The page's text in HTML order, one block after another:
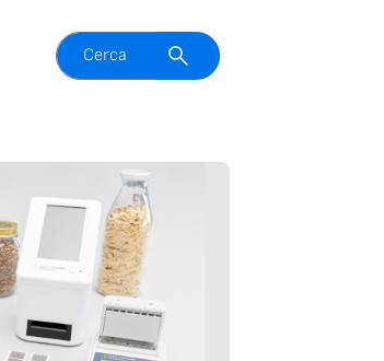
Attiva il campo di ricercaCerca